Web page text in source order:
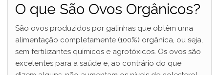
O que São Ovos Orgânicos?
São ovos produzidos por galinhas que obtêm uma
alimentação completamente (100%) orgânica, ou seja,
sem fertilizantes químicos e agrotóxicos. Os ovos são
excelentes para a saúde e, ao contrário do que